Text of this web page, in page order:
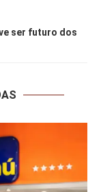
ser futuro dos